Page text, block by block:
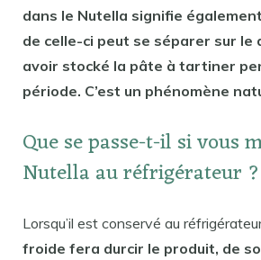
dans le Nutella signifie
de celle-ci peut se séparer sur le
avoir stocké la pâte à tartiner
période. C’est un phénomène
Que se passe-t-il si vous
Nutella au réfrigérateur ?
Lorsqu’il est conservé au
froide fera durcir le produit, de